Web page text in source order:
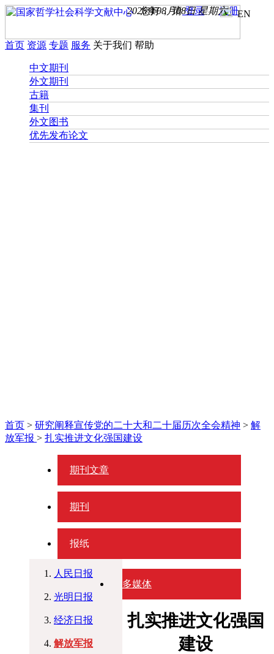
您好， 请登录 注册EN
2026年08月08日 星期六
首页 资源 专题 服务 关于我们 帮助
中文期刊
外文期刊
古籍
集刊
外文图书
优先发布论文
首页 > 研究阐释宣传党的二十大和二十届历次全会精神 > 解
放军报 > 扎实推进文化强国建设
期刊文章
期刊
报纸
人民日报
光明日报
经济日报
解放军报
多媒体
扎实推进文化强国
建设